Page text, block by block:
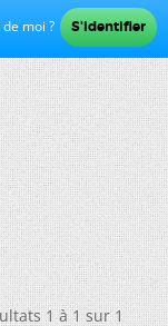
moi ?
1 à 1 sur 1